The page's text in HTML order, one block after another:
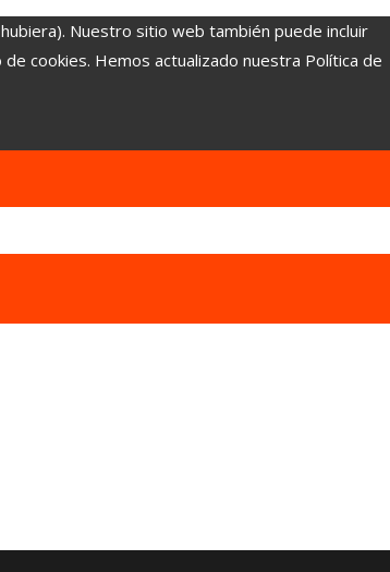
Nuestro sitio web también puede incluir
cookies. Hemos actualizado nuestra Política de